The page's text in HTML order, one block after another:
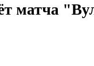
матча